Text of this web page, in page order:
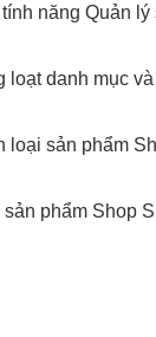
năng Quản lý
danh mục và
loại sản phẩm
phẩm Shop